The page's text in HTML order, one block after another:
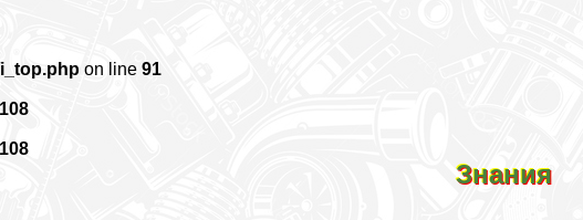
on line 91
108
108
Знания